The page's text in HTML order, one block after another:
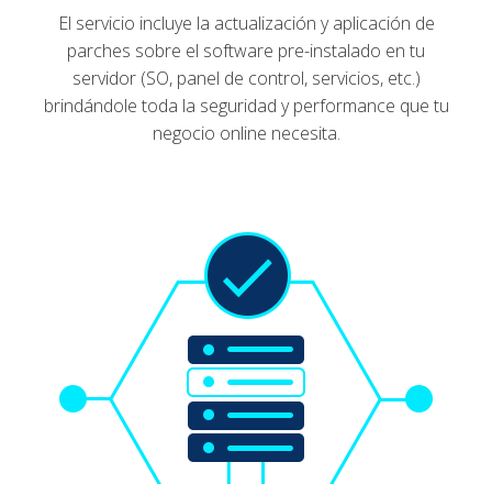
El servicio incluye la actualización y aplicación de
parches sobre el software pre-instalado en tu
servidor (SO, panel de control, servicios, etc.)
brindándole toda la seguridad y performance que tu
negocio online necesita.